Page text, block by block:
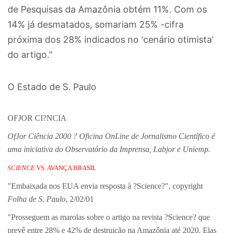
de Pesquisas da Amazônia obtém 11%. Com os
14% já desmatados, somariam 25% -cifra
próxima dos 28% indicados no ‘cenário otimista’
do artigo."
O Estado de S. Paulo
OFJOR CI?NCIA
OfJor Ciência 2000 ? Oficina OnLine de Jornalismo Científico é
uma iniciativa do Observatório da Imprensa, Labjor e Uniemp.
SCIENCE VS. AVANÇA BRASIL
"Embaixada nos EUA envia resposta à ?Science?", copyright
Folha de S. Paulo, 2/02/01
"Prosseguem as marolas sobre o artigo na revista ?Science? que
prevê entre 28% e 42% de destruição na Amazônia até 2020. Elas